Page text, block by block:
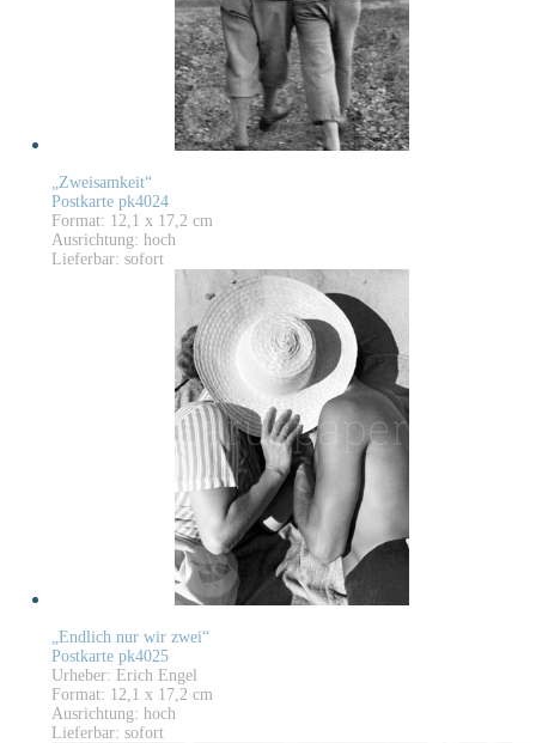
„Zweisamkeit“
Postkarte pk4024
Format: 12,1 x 17,2 cm
Ausrichtung: hoch
Lieferbar: sofort
„Endlich nur wir zwei“
Postkarte pk4025
Urheber: Erich Engel
Format: 12,1 x 17,2 cm
Ausrichtung: hoch
Lieferbar: sofort